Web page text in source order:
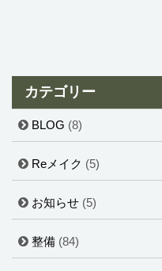
カテゴリー
BLOG (8)
Reメイク (5)
お知らせ (5)
整備 (84)